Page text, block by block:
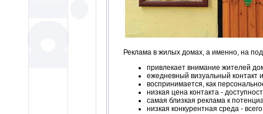
Реклама в жилых домах, а именно, на
привлекает внимание жителей
ежедневный визуальный контакт
воспринимается, как
низкая цена контакта -
самая близкая реклама к
низкая конкурентная среда -